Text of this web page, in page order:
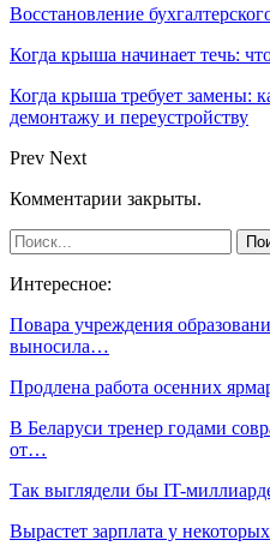
Восстановление
Когда крыша начинает течь:
Когда крыша требует замены:
демонтажу и переустройству
Prev Next
Комментарии закрыты.
Интересное:
Повара учреждения
выносила…
Продлена работа осенних
В Беларуси тренер годами
от…
Так выглядели бы IT-
Вырастет зарплата у